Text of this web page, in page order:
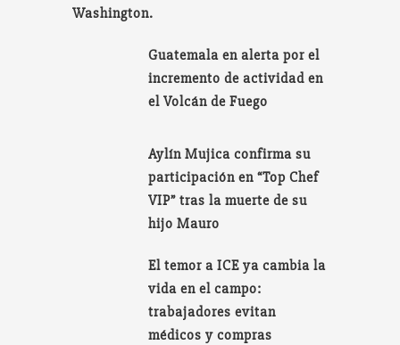
Washington.
Guatemala en alerta por el
incremento de actividad en
el Volcán de Fuego
Aylín Mujica confirma su
participación en “Top Chef
VIP” tras la muerte de su
hijo Mauro
El temor a ICE ya cambia la
vida en el campo:
trabajadores evitan
médicos y compras